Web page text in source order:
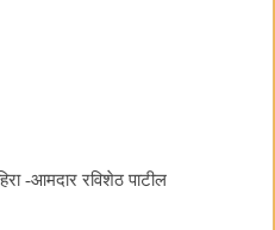
-आमदार रविशेठ पाटील